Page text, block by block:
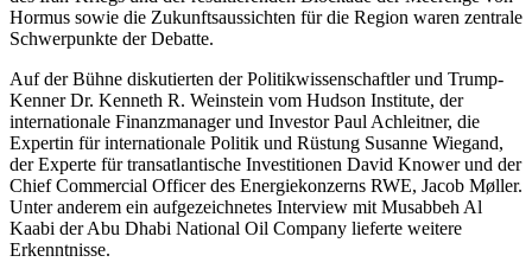
Hormus sowie die Zukunftsaussichten für die Region waren zentrale
Schwerpunkte der Debatte.
Auf der Bühne diskutierten der Politikwissenschaftler und Trump-
Kenner Dr. Kenneth R. Weinstein vom Hudson Institute, der
internationale Finanzmanager und Investor Paul Achleitner, die
Expertin für internationale Politik und Rüstung Susanne Wiegand,
der Experte für transatlantische Investitionen David Knower und der
Chief Commercial Officer des Energiekonzerns RWE, Jacob Møller.
Unter anderem ein aufgezeichnetes Interview mit Musabbeh Al
Kaabi der Abu Dhabi National Oil Company lieferte weitere
Erkenntnisse.